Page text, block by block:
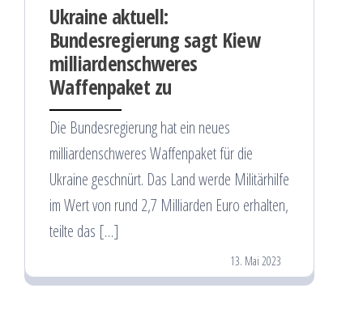
Ukraine aktuell:
Bundesregierung sagt Kiew
milliardenschweres
Waffenpaket zu
Die Bundesregierung hat ein neues
milliardenschweres Waffenpaket für die
Ukraine geschnürt. Das Land werde Militärhilfe
im Wert von rund 2,7 Milliarden Euro erhalten,
teilte das […]
13. Mai 2023